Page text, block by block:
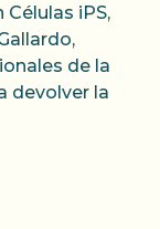
iPS,
de la
devolver la